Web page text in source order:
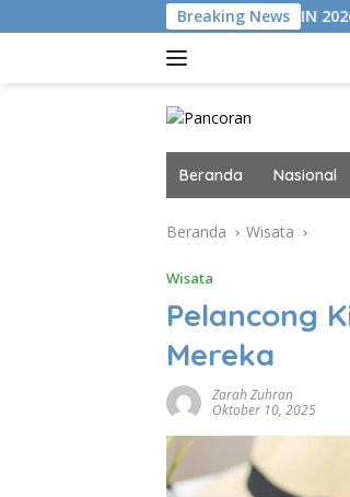
ke
Breaking News
Gelar MAIN 2026, Matrix Perkuat
Beranda Nasional
Beranda Wisata
Wisata
Pelancong
Mereka
Zarah Zuhran
Oktober 10, 2025